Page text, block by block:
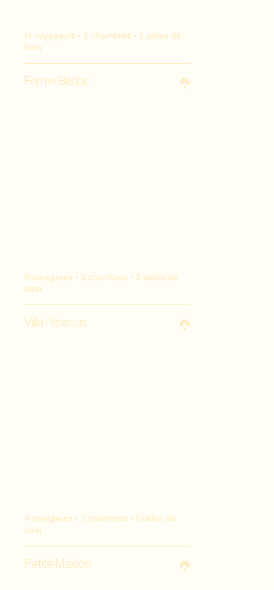
14 voyageurs • 5 chambres • 3 salles de
bain
Ferme Betloc
6 voyageurs • 3 chambres • 2 salles de
bain
Villa Hibiscus
4 voyageurs • 2 chambres • 1 salles de
bain
Petite Maison